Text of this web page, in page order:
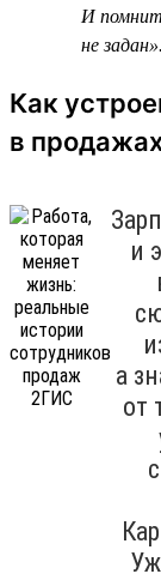
И
не задан».
Как
в
и
а
от